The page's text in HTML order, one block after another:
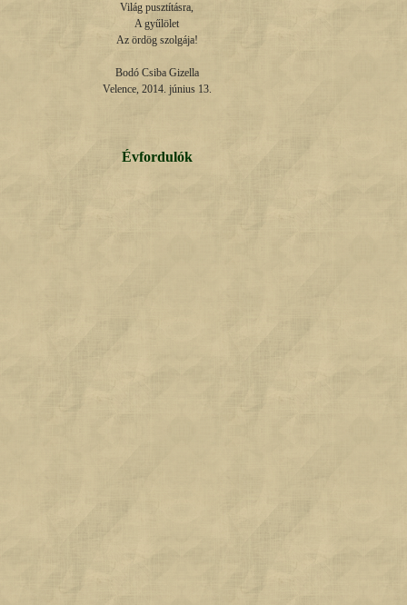
Világ pusztításra,
A gyűlölet
Az ördög szolgája!
Bodó Csiba Gizella
Velence, 2014. június 13.
Évfordulók